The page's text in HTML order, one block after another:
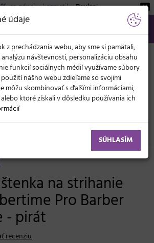
na pánsku kozmetikuBeviro!
o nákupe €
Pláštenky, zástery
Pláštenky
na strihanie
Pro Barber
- pirát
recenziu
údaje
z prechádzania webu, aby sme si pamätali,
návštevnosti, personalizáciu obsahu
funkcií sociálnych médií využívame súbory
nášho webu zdieľame so svojimi
môžu skombinovať s ďalšími informáciami,
ktoré získali v dôsledku používania ich
SÚHLASÍM